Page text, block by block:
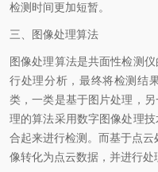
检测时间更加短暂。
三、图像处理算法
图像处理算法是共面性检测
行处理分析，最终将检测结
类，一类是基于图片处理，
理的算法采用数字图像处理
合起来进行检测。而基于点
像转化为点云数据，并进行处